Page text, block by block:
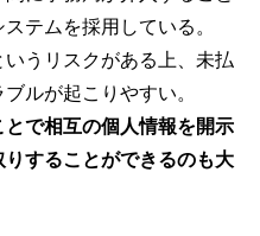
テムを採用している。
うリスクがある上、未払
ルが起こりやすい。
で相互の個人情報を開示
することができるのも大